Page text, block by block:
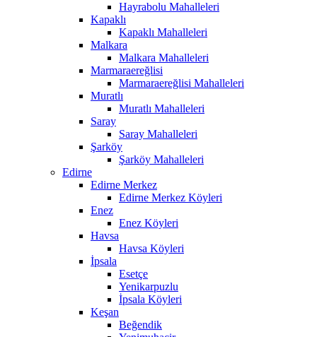
Hayrabolu Mahalleleri
Kapaklı
Kapaklı Mahalleleri
Malkara
Malkara Mahalleleri
Marmaraereğlisi
Marmaraereğlisi Mahalleleri
Muratlı
Muratlı Mahalleleri
Saray
Saray Mahalleleri
Şarköy
Şarköy Mahalleleri
Edirne
Edirne Merkez
Edirne Merkez Köyleri
Enez
Enez Köyleri
Havsa
Havsa Köyleri
İpsala
Esetçe
Yenikarpuzlu
İpsala Köyleri
Keşan
Beğendik